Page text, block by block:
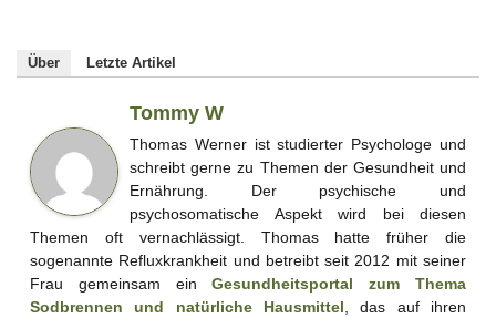
Über Letzte Artikel
Tommy W
Thomas Werner ist studierter Psychologe und
schreibt gerne zu Themen der Gesundheit und
Ernährung. Der psychische und
psychosomatische Aspekt wird bei diesen
Themen oft vernachlässigt. Thomas hatte früher die
sogenannte Refluxkrankheit und betreibt seit 2012 mit seiner
Frau gemeinsam einGesundheitsportal zum Thema
Sodbrennen und natürliche Hausmittel, das auf ihren